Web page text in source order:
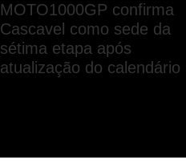
MOTO1000GP confirma
Cascavel como sede da
sétima etapa após
atualização do calendário